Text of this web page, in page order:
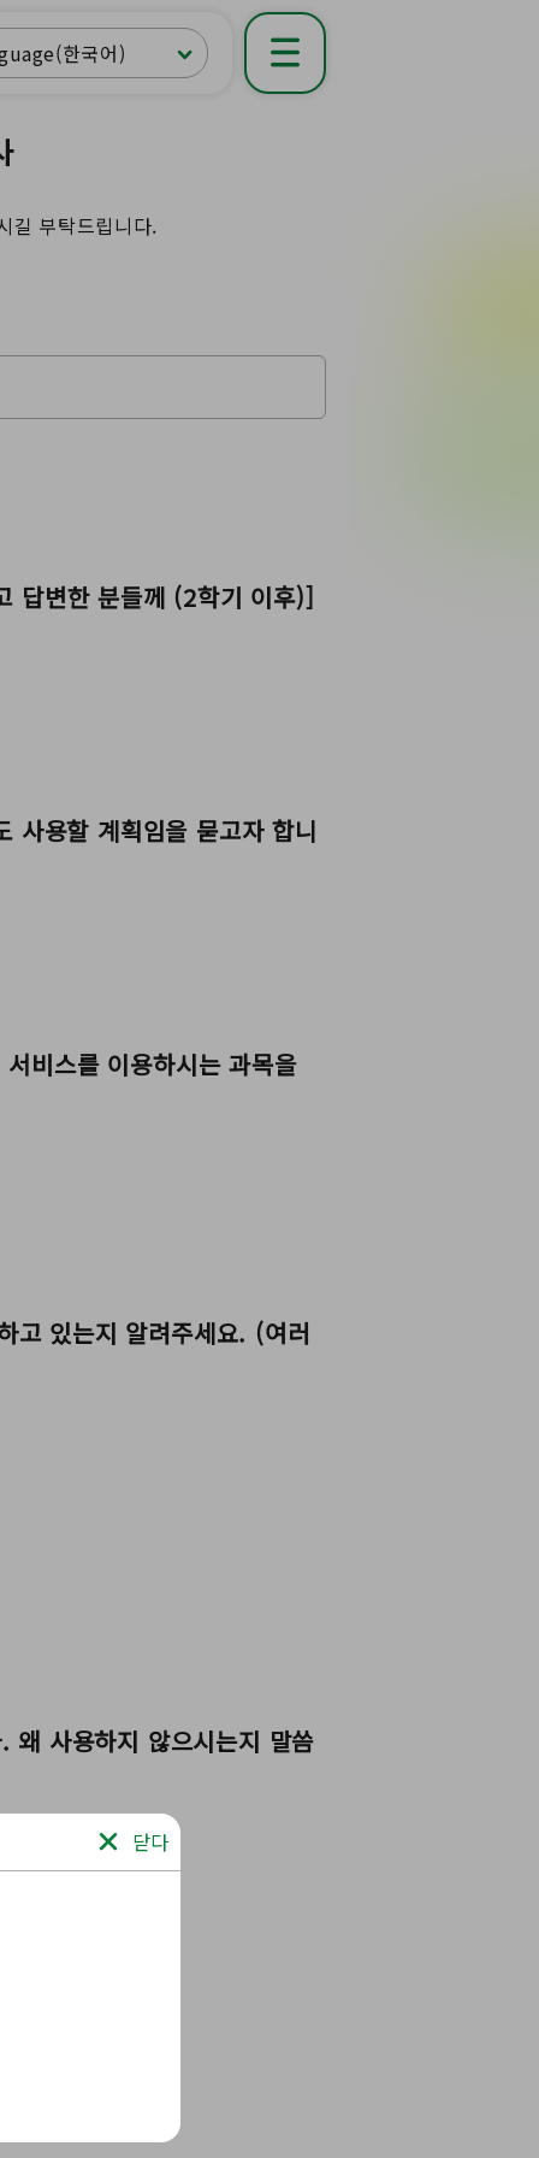
한국어)
길 부탁드립니다.
답변한 분들께 (2학기 이후)]
용할 계획임을 묻고자 합니
비스를 이용하시는 과목을
있는지 알려주세요. (여러
사용하지 않으시는지 말씀
닫다